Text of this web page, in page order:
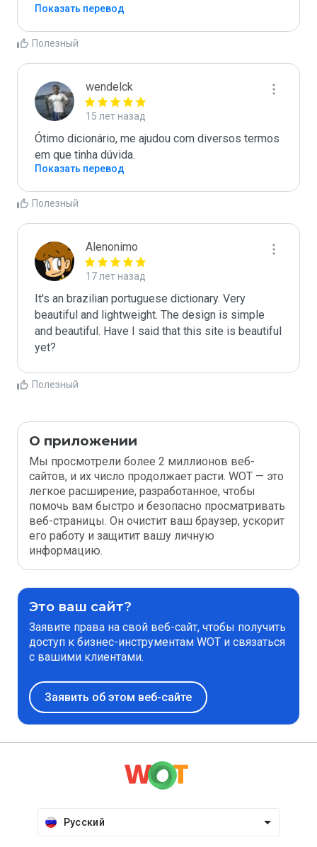
Показать перевод
Полезный
wendelck
15 лет назад
Ótimo dicionário, me ajudou com diversos termos
em que tinha dúvida.
Показать перевод
Полезный
Alenonimo
17 лет назад
It's an brazilian portuguese dictionary. Very
beautiful and lightweight. The design is simple
and beautiful. Have I said that this site is beautiful
yet?
Полезный
О приложении
Мы просмотрели более 2 миллионов веб-
сайтов, и их число продолжает расти. WOT — это
легкое расширение, разработанное, чтобы
помочь вам быстро и безопасно просматривать
веб-страницы. Он очистит ваш браузер, ускорит
его работу и защитит вашу личную
информацию.
Это ваш сайт?
Заявите права на свой веб-сайт, чтобы получить
доступ к бизнес-инструментам WOT и связаться
с вашими клиентами.
Заявить об этом веб-сайте
Русский